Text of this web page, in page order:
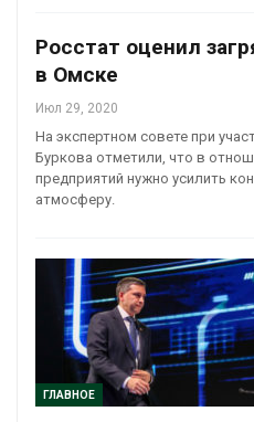
Росстат оценил
в Омске
Июл 29, 2020
На экспертном совете при
Буркова отметили, что в
предприятий нужно усилить
атмосферу.
ГЛАВНОЕ